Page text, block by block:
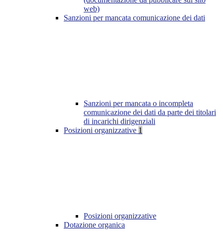
web)
Sanzioni per mancata comunicazione dei dati
Sanzioni per mancata o incompleta
comunicazione dei dati da parte dei titolari
di incarichi dirigenziali
Posizioni organizzative 1
Posizioni organizzative
Dotazione organica